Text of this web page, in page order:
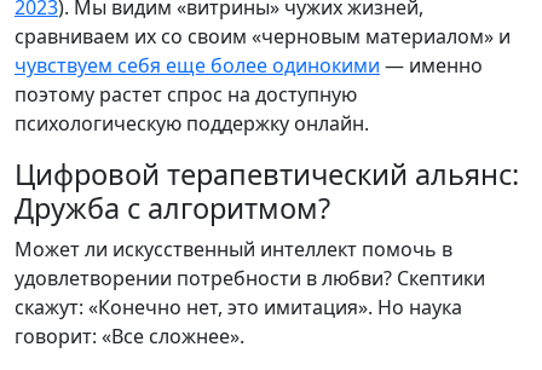
2023). Мы видим «витрины» чужих жизней,
сравниваем их со своим «черновым материалом» и
чувствуем себя еще более одинокими — именно
поэтому растет спрос на доступную
психологическую поддержку онлайн.
Цифровой терапевтический альянс:
Дружба с алгоритмом?
Может ли искусственный интеллект помочь в
удовлетворении потребности в любви? Скептики
скажут: «Конечно нет, это имитация». Но наука
говорит: «Все сложнее».